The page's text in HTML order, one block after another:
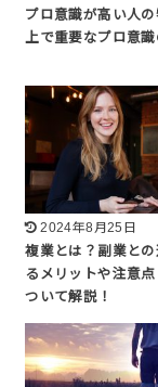
プロ意識が高い人の
上で重要なプロ意
2024年8月25日
複業とは？副業と
るメリットや注意
ついて解説！